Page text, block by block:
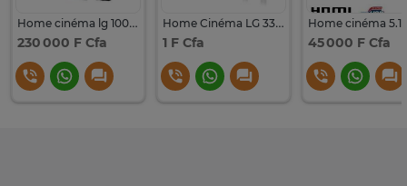
Home cinéma lg 1000watt
230 000 F Cfa
Home Cinéma LG 330WATT
1 F Cfa 45 000 F Cfa